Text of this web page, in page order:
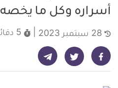
أسراره وكل ما يخصه
5 دقائق
شارك على فيسبوك - ديلي ميديكال انفو شارك على تويتر - ديلي ميديكال انفو شارك على تيليجرام - ديلي ميديكال انفو